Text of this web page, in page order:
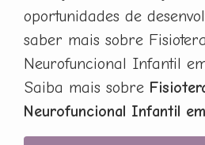
oportunidades de
saber mais sobre
Neurofuncional Infantil
Saiba mais sobre
Neurofuncional Infantil